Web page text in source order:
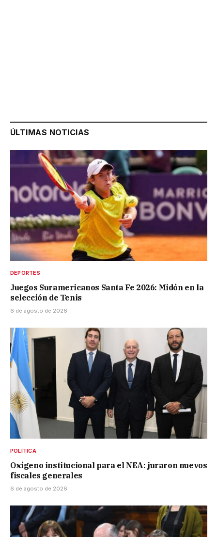
ÚLTIMAS NOTICIAS
DEPORTES
Juegos Suramericanos Santa Fe 2026: Midón en la
selección de Tenis
6 de agosto de 2026
POLÍTICA
Oxígeno institucional para el NEA: juraron nuevos
fiscales generales
6 de agosto de 2026